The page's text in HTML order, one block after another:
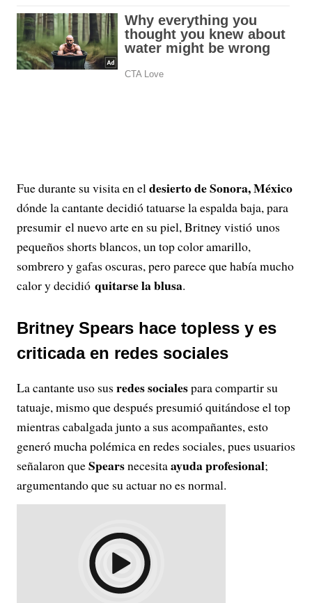
Fue durante su visita en eldesierto de Sonora, México
dónde la cantante decidió tatuarse la espalda baja, para
presumir el nuevo arte en su piel, Britney vistió unos
pequeños shorts blancos, un top color amarillo,
sombrero y gafas oscuras, pero parece que había mucho
calor y decidió quitarse la blusa.
Britney Spears hace topless y es
criticada en redes sociales
La cantante uso sus redes socialespara compartir su
tatuaje, mismo que después presumió quitándose el top
mientras cabalgada junto a sus acompañantes, esto
generó mucha polémica en redes sociales, pues usuarios
señalaron queSpearsnecesitaayuda profesional;
argumentando que su actuar no es normal.